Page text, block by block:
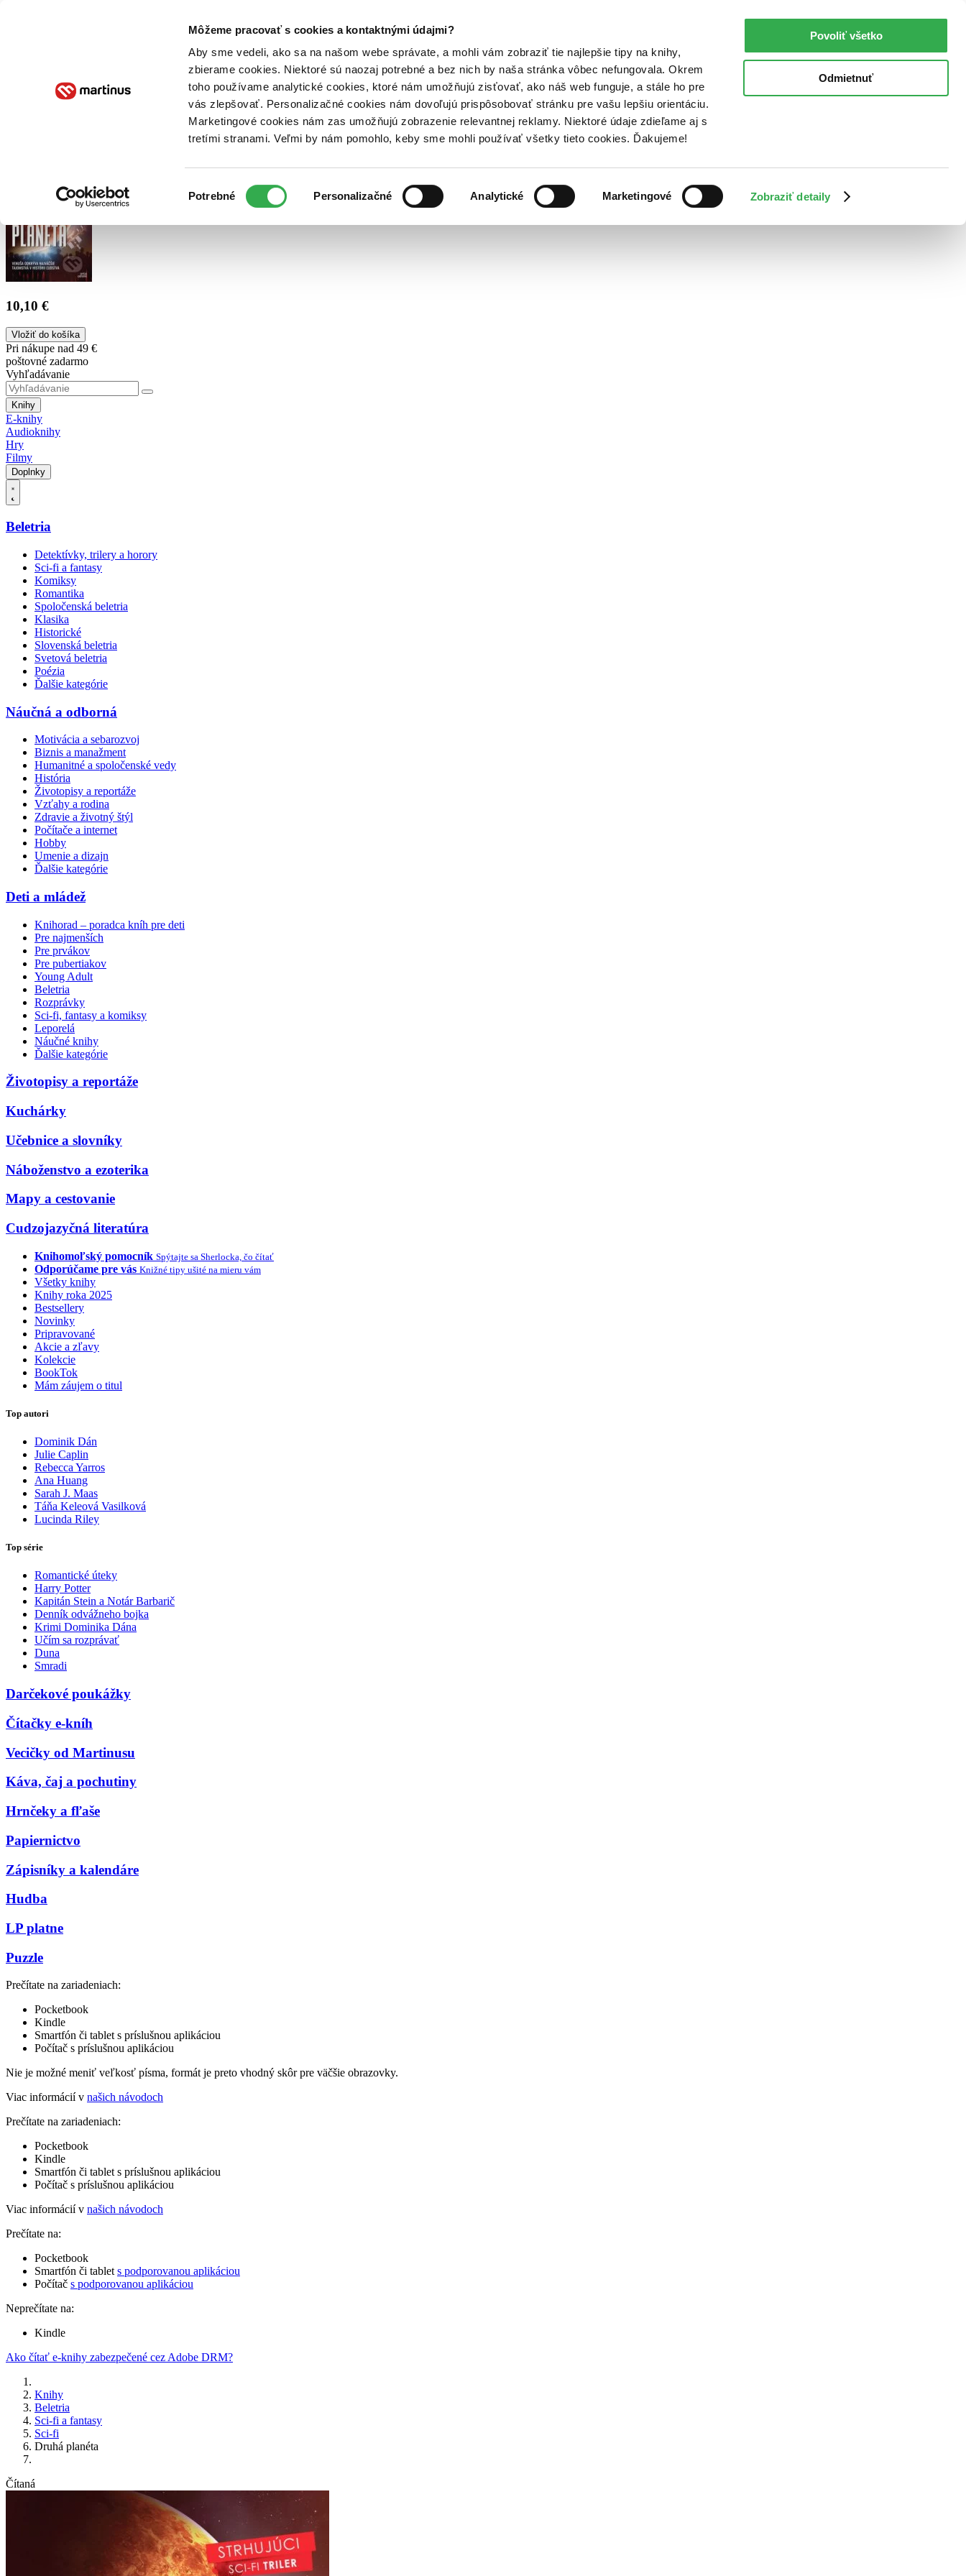
Môžeme pracovať s cookies a kontaktnými údajmi?
Aby sme vedeli, ako sa na našom webe správate, a mohli vám zobraziť tie najlepšie tipy na knihy,
zbierame cookies. Niektoré sú naozaj potrebné a bez nich by naša stránka vôbec nefungovala. Okrem
toho používame analytické cookies, ktoré nám umožňujú zisťovať, ako náš web funguje, a stále ho pre
vás zlepšovať. Personalizačné cookies nám dovoľujú prispôsobovať stránku pre vašu lepšiu orientáciu.
Marketingové cookies nám zas umožňujú zobrazenie relevantnej reklamy. Niektoré údaje zdieľame aj s
tretími stranami. Veľmi by nám pomohlo, keby sme mohli používať všetky tieto cookies. Ďakujeme!
súhlasu
Potrebné Personalizačné Analytické Marketingové Zobraziť detaily
Povoliť všetko
Odmietnuť
Poukážky Kontakt
10,10 €
Vložiť do košíka
Pri nákupe nad 49 €
poštovné zadarmo
Vyhľadávanie
Knihy
E-knihy
Audioknihy
Hry
Filmy
Doplnky
Beletria
Detektívky, trilery a horory
Sci-fi a fantasy
Komiksy
Romantika
Spoločenská beletria
Klasika
Historické
Slovenská beletria
Svetová beletria
Poézia
Ďalšie kategórie
Náučná a odborná
Motivácia a sebarozvoj
Biznis a manažment
Humanitné a spoločenské vedy
História
Životopisy a reportáže
Vzťahy a rodina
Zdravie a životný štýl
Počítače a internet
Hobby
Umenie a dizajn
Ďalšie kategórie
Deti a mládež
Knihorad – poradca kníh pre deti
Pre najmenších
Pre prvákov
Pre pubertiakov
Young Adult
Beletria
Rozprávky
Sci-fi, fantasy a komiksy
Leporelá
Náučné knihy
Ďalšie kategórie
Životopisy a reportáže
Kuchárky
Učebnice a slovníky
Náboženstvo a ezoterika
Mapy a cestovanie
Cudzojazyčná literatúra
Knihomoľský pomocník Spýtajte sa Sherlocka, čo čítať
Odporúčame pre vás Knižné tipy ušité na mieru vám
Všetky knihy
Knihy roka 2025
Bestsellery
Novinky
Pripravované
Akcie a zľavy
Kolekcie
BookTok
Mám záujem o titul
Top autori
Dominik Dán
Julie Caplin
Rebecca Yarros
Ana Huang
Sarah J. Maas
Táňa Keleová Vasilková
Lucinda Riley
Top série
Romantické úteky
Harry Potter
Kapitán Stein a Notár Barbarič
Denník odvážneho bojka
Krimi Dominika Dána
Učím sa rozprávať
Duna
Smradi
Darčekové poukážky
Čítačky e-kníh
Vecičky od Martinusu
Káva, čaj a pochutiny
Hrnčeky a fľaše
Papiernictvo
Zápisníky a kalendáre
Hudba
LP platne
Puzzle
Prečítate na zariadeniach:
Pocketbook
Kindle
Smartfón či tablet s príslušnou aplikáciou
Počítač s príslušnou aplikáciou
Nie je možné meniť veľkosť písma, formát je preto vhodný skôr pre väčšie obrazovky.
Viac informácií v našich návodoch
Prečítate na zariadeniach:
Pocketbook
Kindle
Smartfón či tablet s príslušnou aplikáciou
Počítač s príslušnou aplikáciou
Viac informácií v našich návodoch
Prečítate na:
Pocketbook
Smartfón či tablet s podporovanou aplikáciou
Počítač s podporovanou aplikáciou
Neprečítate na:
Kindle
Ako čítať e-knihy zabezpečené cez Adobe DRM?
Knihy
Beletria
Sci-fi a fantasy
Sci-fi
Druhá planéta
Čítaná